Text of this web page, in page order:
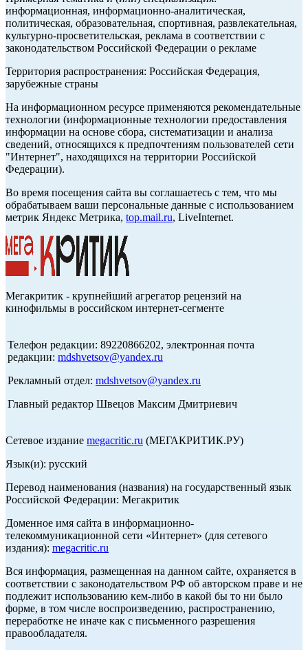
информационная, информационно-аналитическая,
политическая, образовательная, спортивная, развлекательная,
культурно-просветительская, реклама в соответствии с
законодательством Российской Федерации о рекламе
Территория распространения: Российская Федерация,
зарубежные страны
На информационном ресурсе применяются рекомендательные
технологии (информационные технологии предоставления
информации на основе сбора, систематизации и анализа
сведений, относящихся к предпочтениям пользователей сети
"Интернет", находящихся на территории Российской
Федерации).
Во время посещения сайта вы соглашаетесь с тем, что мы
обрабатываем ваши персональные данные с использованием
метрик Яндекс Метрика, top.mail.ru, LiveInternet.
Мегакритик - крупнейший агрегатор рецензий на
кинофильмы в российском интернет-сегменте
Телефон редакции: 89220866202, электронная почта
редакции: mdshvetsov@yandex.ru
Рекламный отдел: mdshvetsov@yandex.ru
Главный редактор Швецов Максим Дмитриевич
Сетевое издание megacritic.ru (МЕГАКРИТИК.РУ)
Язык(и): русский
Перевод наименования (названия) на государственный язык
Российской Федерации: Мегакритик
Доменное имя сайта в информационно-
телекоммуникационной сети «Интернет» (для сетевого
издания): megacritic.ru
Вся информация, размещенная на данном сайте, охраняется в
соответствии с законодательством РФ об авторском праве и не
подлежит использованию кем-либо в какой бы то ни было
форме, в том числе воспроизведению, распространению,
переработке не иначе как с письменного разрешения
правообладателя.